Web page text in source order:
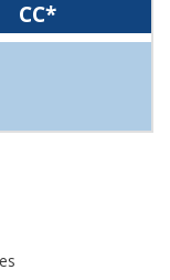
CC*